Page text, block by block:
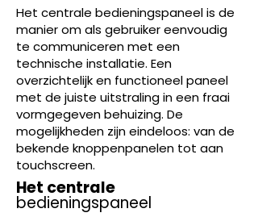
Het centrale bedieningspaneel is de
manier om als gebruiker eenvoudig
te communiceren met een
technische installatie. Een
overzichtelijk en functioneel paneel
met de juiste uitstraling in een fraai
vormgegeven behuizing. De
mogelijkheden zijn eindeloos: van de
bekende knoppenpanelen tot aan
touchscreen.
Het centrale
bedieningspaneel